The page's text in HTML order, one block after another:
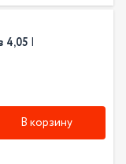
4,05 |
В корзину